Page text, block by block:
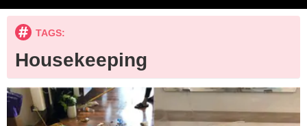
TAGS:
Housekeeping